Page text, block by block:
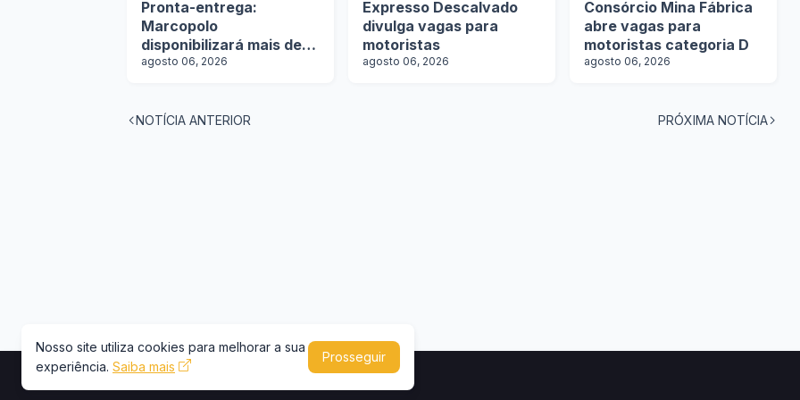
Pronta-entrega:
Marcopolo
disponibilizará mais de
100 ônibus para
agosto 06, 2026
Expresso Descalvado
divulga vagas para
motoristas
agosto 06, 2026
Consórcio Mina Fábrica
abre vagas para
motoristas categoria D
agosto 06, 2026
NOTÍCIA ANTERIOR PRÓXIMA NOTÍCIA
Nosso site utiliza cookies para melhorar a sua
experiência. Saiba mais
Prosseguir